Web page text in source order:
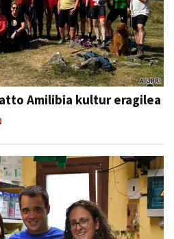
Amilibia kultur eragilea